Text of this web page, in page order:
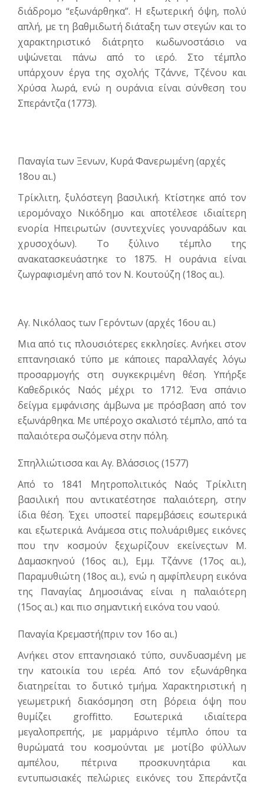
διάδρομο “εξωνάρθηκα”. Η εξωτερική όψη, πολύ
απλή, με τη βαθμιδωτή διάταξη των στεγών και το
χαρακτηριστικό διάτρητο κωδωνοστάσιο να
υψώνεται πάνω από το ιερό. Στο τέμπλο
υπάρχουν έργα της σχολής Τζάννε, Τζένου και
Χρύσα λωρά, ενώ η ουράνια είναι σύνθεση του
Σπεράντζα (1773).
Παναγία των Ξενων, Κυρά Φανερωμένη (αρχές
18ου αι.)
Τρίκλιτη, ξυλόστεγη βασιλική. Κτίστηκε από τον
ιερομόναχο Νικόδημο και αποτέλεσε ιδιαίτερη
ενορία Ηπειρωτών (συντεχνίες γουναράδων και
χρυσοχόων). Το ξύλινο τέμπλο της
ανακατασκευάστηκε το 1875. Η ουράνια είναι
ζωγραφισμένη από τον Ν. Κουτούζη (18ος αι.).
Αγ. Νικόλαος των Γερόντων (αρχές 16ου αι.)
Μια από τις πλουσιότερες εκκλησίες. Ανήκει στον
επτανησιακό τύπο με κάποιες παραλλαγές λόγω
προσαρμογής στη συγκεκριμένη θέση. Υπήρξε
Καθεδρικός Ναός μέχρι το 1712. Ένα σπάνιο
δείγμα εμφάνισης άμβωνα με πρόσβαση από τον
εξωνάρθηκα. Με υπέροχο σκαλιστό τέμπλο, από τα
παλαιότερα σωζόμενα στην πόλη.
Σπηλλιώτισσα και Αγ. Βλάσσιος (1577)
Από το 1841 Μητροπολιτικός Ναός Τρίκλιτη
βασιλική που αντικατέστησε παλαιότερη, στην
ίδια θέση. Έχει υποστεί παρεμβάσεις εσωτερικά
και εξωτερικά. Ανάμεσα στις πολυάριθμες εικόνες
που την κοσμούν ξεχωρίζουν εκείνεςτων Μ.
Δαμασκηνού (16ος αι.), Εμμ. Τζάννε (17ος αι.),
Παραμυθιώτη (18ος αι.), ενώ η αμφίπλευρη εικόνα
της Παναγίας Δημοσιάνας είναι η παλαιότερη
(15ος αι.) και πιο σημαντική εικόνα του ναού.
Παναγία Κρεμαστή(πριν τον 16ο αι.)
Ανήκει στον επτανησιακό τύπο, συνδυασμένη με
την κατοικία του ιερέα. Από τον εξωνάρθηκα
διατηρείται το δυτικό τμήμα. Χαρακτηριστική η
γεωμετρική διακόσμηση στη βόρεια όψη που
θυμίζει groffitto. Εσωτερικά ιδιαίτερα
μεγαλοπρεπής, με μαρμάρινο τέμπλο όπου τα
θυρώματά του κοσμούνται με μοτίβο φύλλων
αμπέλου, πέτρινα προσκυνητάρια και
εντυπωσιακές πελώριες εικόνες του Σπεράντζα